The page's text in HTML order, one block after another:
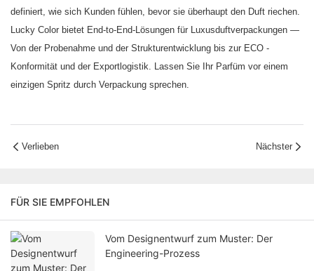
definiert, wie sich Kunden fühlen, bevor sie überhaupt den Duft riechen.
Lucky Color bietet End-to-End-Lösungen für Luxusduftverpackungen —
Von der Probenahme und der Strukturentwicklung bis zur ECO -
Konformität und der Exportlogistik. Lassen Sie Ihr Parfüm vor einem
einzigen Spritz durch Verpackung sprechen.
Verlieben Nächster
FÜR SIE EMPFOHLEN
Vom Designentwurf zum Muster: Der
Engineering-Prozess